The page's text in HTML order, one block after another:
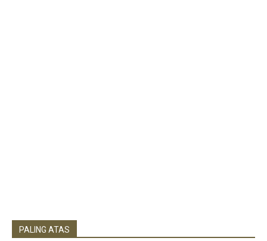
PALING ATAS